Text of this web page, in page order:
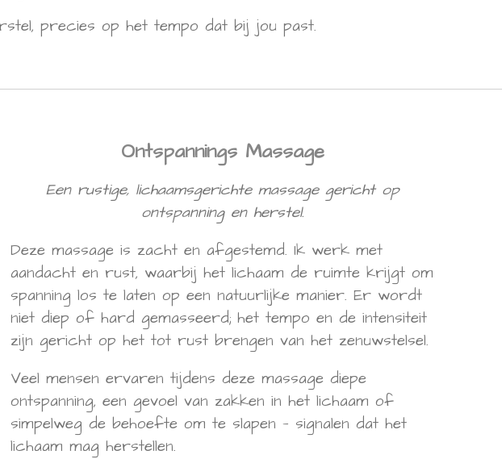
precies op het tempo dat bij jou past.
Ontspannings Massage
Een rustige, lichaamsgerichte massage gericht op
ontspanning en herstel.
Deze massage is zacht en afgestemd. Ik werk met
aandacht en rust, waarbij het lichaam de ruimte krijgt om
spanning los te laten op een natuurlijke manier. Er wordt
niet diep of hard gemasseerd; het tempo en de intensiteit
zijn gericht op het tot rust brengen van het zenuwstelsel.
Veel mensen ervaren tijdens deze massage diepe
ontspanning, een gevoel van zakken in het lichaam of
simpelweg de behoefte om te slapen — signalen dat het
lichaam mag herstellen.